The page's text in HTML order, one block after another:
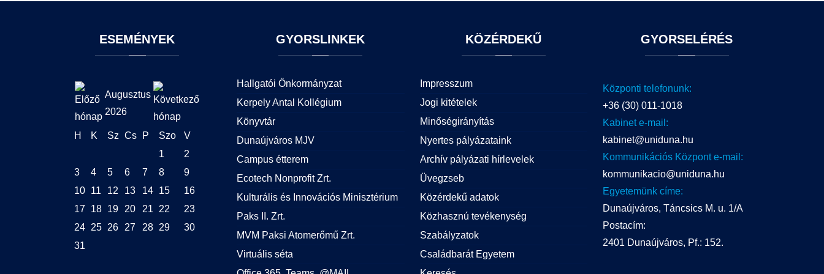
ESEMÉNYEK
Augusztus
2026
H K Sz Cs P Szo
V
1
2
3
4 5 6 7 8
9
10 11 12 13 14 15
16
17 18 19 20 21 22
23
24 25 26 27 28 29
30
31
GYORSLINKEK
Hallgatói Önkormányzat
Kerpely Antal Kollégium
Könyvtár
Dunaújváros MJV
Campus étterem
Ecotech Nonprofit Zrt.
Kulturális és Innovációs Minisztérium
Paks II. Zrt.
MVM Paksi Atomerőmű Zrt.
Virtuális séta
KÖZÉRDEKŰ
Impresszum
Jogi kitételek
Minőségirányítás
Nyertes pályázataink
Archív pályázati hírlevelek
Üvegzseb
Közérdekű adatok
Közhasznú tevékenység
Szabályzatok
Családbarát Egyetem
GYORSELÉRÉS
Központi telefonunk:
+36 (30) 011-1018
Kabinet e-mail:
kabinet@uniduna.hu
Kommunikációs Központ e-mail:
kommunikacio@uniduna.hu
Egyetemünk címe:
Dunaújváros, Táncsics M. u. 1/A
Postacím:
2401 Dunaújváros, Pf.: 152.